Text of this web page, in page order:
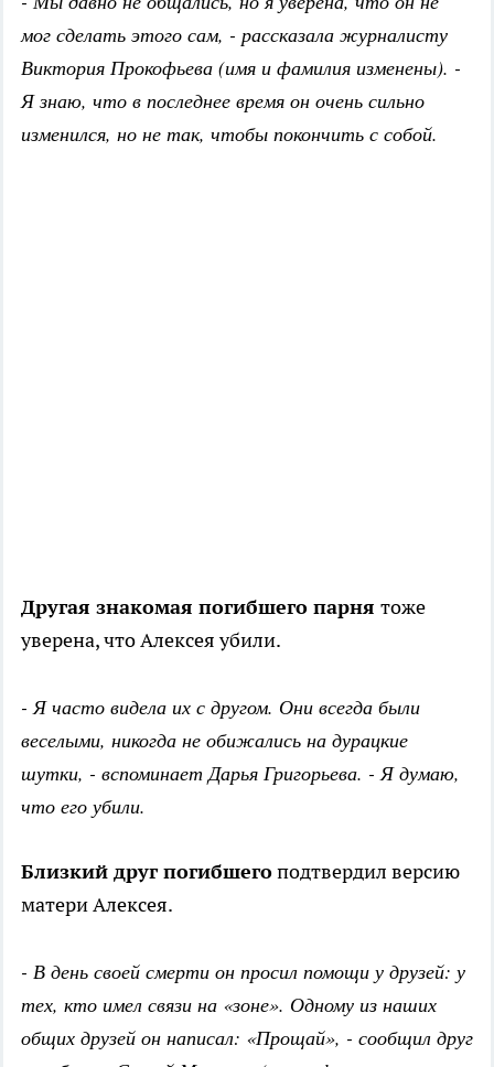
мог сделать этого сам, - рассказала журналисту
Виктория Прокофьева (имя и фамилия изменены). -
Я знаю, что в последнее время он очень сильно
изменился, но не так, чтобы покончить с собой.
Другая знакомая погибшего парня тоже
уверена, что Алексея убили.
- Я часто видела их с другом. Они всегда были
веселыми, никогда не обижались на дурацкие
шутки, - вспоминает Дарья Григорьева. - Я думаю,
что его убили.
Близкий друг погибшегоподтвердил версию
матери Алексея.
- В день своей смерти он просил помощи у друзей: у
тех, кто имел связи на «зоне». Одному из наших
общих друзей он написал: «Прощай», - сообщил друг